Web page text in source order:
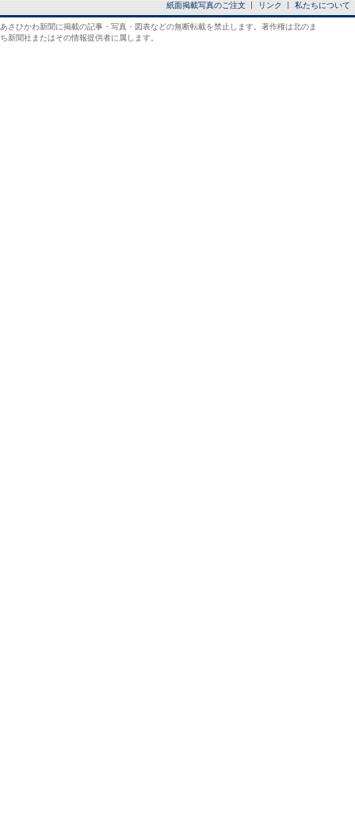
紙面掲載写真のご注文 リンク 私たちについて
あさひかわ新聞に掲載の記事・写真・図表などの無断転載を禁止します。著作権は北のま
ち新聞社またはその情報提供者に属します。